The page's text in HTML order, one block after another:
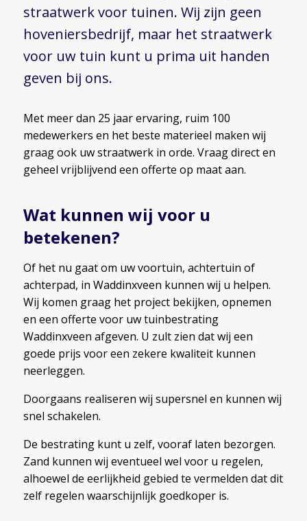
straatwerk voor tuinen. Wij zijn geen
hoveniersbedrijf, maar het straatwerk
voor uw tuin kunt u prima uit handen
geven bij ons.
Met meer dan 25 jaar ervaring, ruim 100
medewerkers en het beste materieel maken wij
graag ook uw straatwerk in orde. Vraag direct en
geheel vrijblijvend een offerte op maat aan.
Wat kunnen wij voor u
betekenen?
Of het nu gaat om uw voortuin, achtertuin of
achterpad, in Waddinxveen kunnen wij u helpen.
Wij komen graag het project bekijken, opnemen
en een offerte voor uw tuinbestrating
Waddinxveen afgeven. U zult zien dat wij een
goede prijs voor een zekere kwaliteit kunnen
neerleggen.
Doorgaans realiseren wij supersnel en kunnen wij
snel schakelen.
De bestrating kunt u zelf, vooraf laten bezorgen.
Zand kunnen wij eventueel wel voor u regelen,
alhoewel de eerlijkheid gebied te vermelden dat dit
zelf regelen waarschijnlijk goedkoper is.